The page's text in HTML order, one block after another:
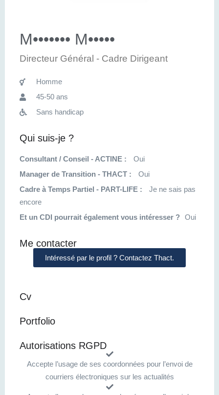
M••••••• M•••••
Directeur Général - Cadre Dirigeant
Homme
45-50 ans
Sans handicap
Qui suis-je ?
Consultant / Conseil - ACTINE :
Oui
Manager de Transition - THACT :
Oui
Cadre à Temps Partiel - PART-LIFE :
Je ne sais pas
encore
Et un CDI pourrait également vous intéresser ? Oui
Me contacter
Intéressé par le profil ? Contactez Thact.
Cv
Portfolio
Autorisations RGPD
Accepte l’usage de ses coordonnées pour l’envoi de
courriers électroniques sur les actualités